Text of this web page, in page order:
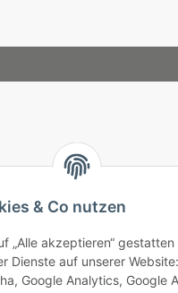
& Co nutzen
„Alle akzeptieren“ gestatten
Dienste auf unserer
Google Analytics, Google